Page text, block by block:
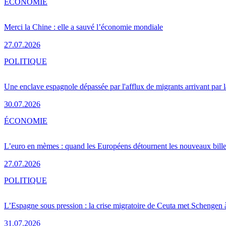
Merci la Chine : elle a sauvé l’économie mondiale
27.07.2026
ÉCONOMIE
Une enclave espagnole dépassée par l'afflux de migrants arrivant par
30.07.2026
POLITIQUE
L’euro en mèmes : quand les Européens détournent les nouveaux
27.07.2026
ÉCONOMIE
L’Espagne sous pression : la crise migratoire de Ceuta met Schengen
31.07.2026
POLITIQUE